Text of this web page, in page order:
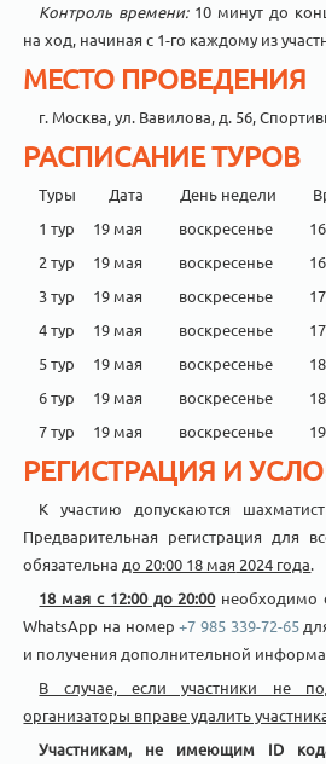
Контроль времени:10 минут до
на ход, начиная с 1-го каждому из
МЕСТО ПРОВЕДЕНИЯ
г. Москва, ул. Вавилова, д. 56,
РАСПИСАНИЕ ТУРОВ
Туры Дата День недели
1 тур 19 мая воскресенье
2 тур 19 мая воскресенье
3 тур 19 мая воскресенье
4 тур 19 мая воскресенье
5 тур 19 мая воскресенье
6 тур 19 мая воскресенье
7 тур 19 мая воскресенье
РЕГИСТРАЦИЯ И
К участию допускаются
Предварительная регистрация для
обязательна до 20:00 18 мая 2024 года.
18 мая с 12:00 до 20:00 необходимо
WhatsApp на номер+7 985 339-72-65
и получения дополнительной
В случае, если участники не
организаторы вправе удалить
Участникам, не имеющим ID